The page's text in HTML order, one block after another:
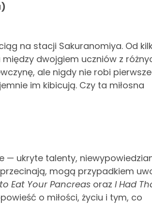
na stacji Sakuranomiya. Od
dwojgiem uczniów z
ale nigdy nie robi
im kibicują. Czy ta miłosna
— ukryte talenty,
mogą przypadkiem
Eat Your Pancreas oraz I Had
o miłości, życiu i tym, co